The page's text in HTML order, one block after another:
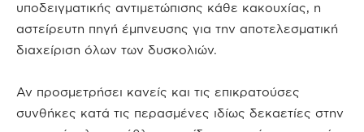
υποδειγματικής αντιμετώπισης κάθε κακουχίας, η
αστείρευτη πηγή έμπνευσης για την αποτελεσματική
διαχείριση όλων των δυσκολιών.
Αν προσμετρήσει κανείς και τις επικρατούσες
συνθήκες κατά τις περασμένες ιδίως δεκαετίες στην